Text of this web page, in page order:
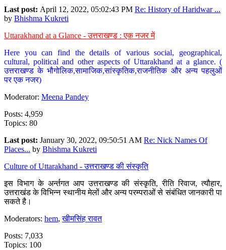
Last post: April 12, 2022, 05:02:43 PM Re: History of Haridwar ...
by Bhishma Kukreti
Uttarakhand at a Glance - उत्तराखण्ड : एक नजर में
Here you can find the details of various social, geographical,
cultural, political and other aspects of Uttarakhand at a glance. (
उत्तराखण्ड के भौगोलिक,सामाजिक,सांस्कृतिक,राजनीतिक और अन्य पहलुओं
पर एक नजर)
Moderator: Meena Pandey
Posts: 4,959
Topics: 80
Last post: January 30, 2022, 09:50:51 AM Re: Nick Names Of
Places... by Bhishma Kukreti
Culture of Uttarakhand - उत्तराखण्ड की संस्कृति
इस विभाग के अर्न्तगत आप उत्तराखण्ड की संस्कृति, रीति रिवाज, त्यौहार,
उत्तराखंड के विभिन्न स्थानीय मेलों और अन्य परम्पराओं से संबंधित जानकारी पा
सकते है।
Moderators: hem,खीमसिंह रावत
Posts: 7,033
Topics: 100